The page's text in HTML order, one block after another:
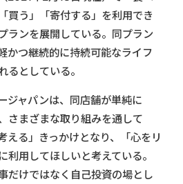
買う」「寄付する」を利用でき
ランを展開している。同プラン
かつ継続的に持続可能なライフ
るとしている。
ジャパンは、同店舗が単純に
さまざまな取り組みを通して
える」きっかけとなり、「心をリ
利用してほしいと考えている。
だけではなく自己投資の場とし